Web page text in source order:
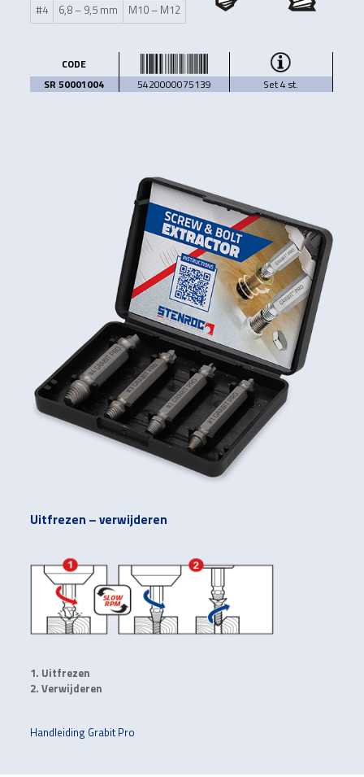
#4
6,8 – 9,5 mm M10 – M12
CODE
SR 50001004
5420000075139 Set 4 st.
Uitfrezen – verwijderen
1. Uitfrezen
2. Verwijderen
Handleiding Grabit Pro